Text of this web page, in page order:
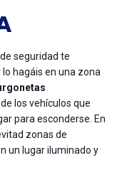
seguridad te
hagáis en una zona
los vehículos que
para esconderse. En
zonas de
un lugar iluminado y